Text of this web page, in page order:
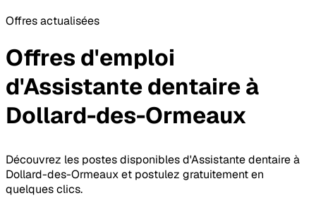
Offres actualisées
Offres d'emploi
d'Assistante dentaireà
Dollard-des-Ormeaux
Découvrez les postes disponibles d'Assistante dentaire à
Dollard-des-Ormeaux et postulez gratuitement en
quelques clics.